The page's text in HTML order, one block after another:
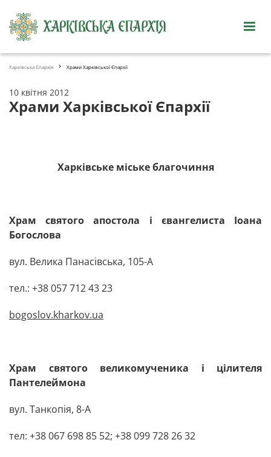
Харківська Єпархія Храми Харківської Єпархії
10 квітня 2012
Храми Харківської Єпархії
Харківське міське благочиння
Храм святого апостола і євангелиста Іоана
Богослова
вул. Велика Панасівська, 105-А
тел.: +38 057 ‬712 43 23
bogoslov.kharkov.ua
Храм святого великомученика і цілителя
Пантелеймона
вул. Танкопія, 8-А
тел: +38 067 698 85 52; +38 099 728 26 32